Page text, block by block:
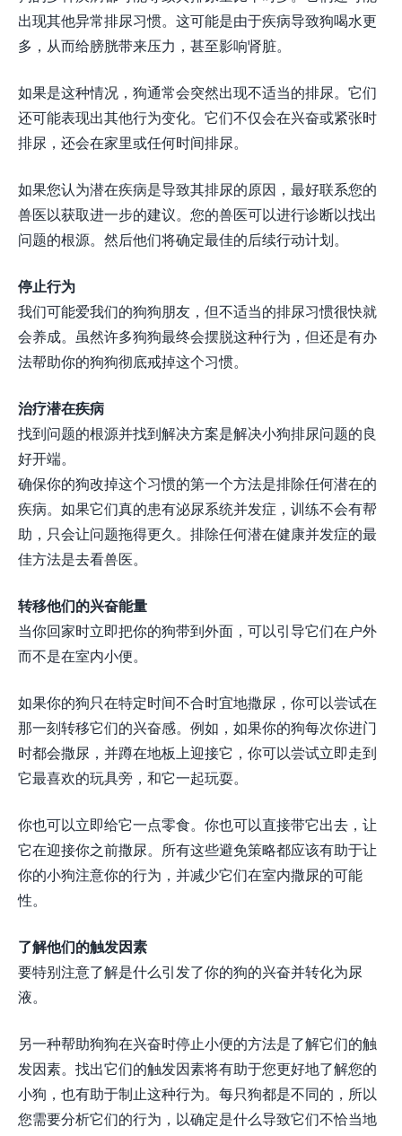
出现其他异常排尿习惯。这可能是由于疾病导致狗喝水更
多，从而给膀胱带来压力，甚至影响肾脏。
如果是这种情况，狗通常会突然出现不适当的排尿。它们
还可能表现出其他行为变化。它们不仅会在兴奋或紧张时
排尿，还会在家里或任何时间排尿。
如果您认为潜在疾病是导致其排尿的原因，最好联系您的
兽医以获取进一步的建议。您的兽医可以进行诊断以找出
问题的根源。然后他们将确定最佳的后续行动计划。
停止行为
我们可能爱我们的狗狗朋友，但不适当的排尿习惯很快就
会养成。虽然许多狗狗最终会摆脱这种行为，但还是有办
法帮助你的狗狗彻底戒掉这个习惯。
治疗潜在疾病
找到问题的根源并找到解决方案是解决小狗排尿问题的良
好开端。
确保你的狗改掉这个习惯的第一个方法是排除任何潜在的
疾病。如果它们真的患有泌尿系统并发症，训练不会有帮
助，只会让问题拖得更久。排除任何潜在健康并发症的最
佳方法是去看兽医。
转移他们的兴奋能量
当你回家时立即把你的狗带到外面，可以引导它们在户外
而不是在室内小便。
如果你的狗只在特定时间不合时宜地撒尿，你可以尝试在
那一刻转移它们的兴奋感。例如，如果你的狗每次你进门
时都会撒尿，并蹲在地板上迎接它，你可以尝试立即走到
它最喜欢的玩具旁，和它一起玩耍。
你也可以立即给它一点零食。你也可以直接带它出去，让
它在迎接你之前撒尿。所有这些避免策略都应该有助于让
你的小狗注意你的行为，并减少它们在室内撒尿的可能
性。
了解他们的触发因素
要特别注意了解是什么引发了你的狗的兴奋并转化为尿
液。
另一种帮助狗狗在兴奋时停止小便的方法是了解它们的触
发因素。找出它们的触发因素将有助于您更好地了解您的
小狗，也有助于制止这种行为。每只狗都是不同的，所以
您需要分析它们的行为，以确定是什么导致它们不恰当地